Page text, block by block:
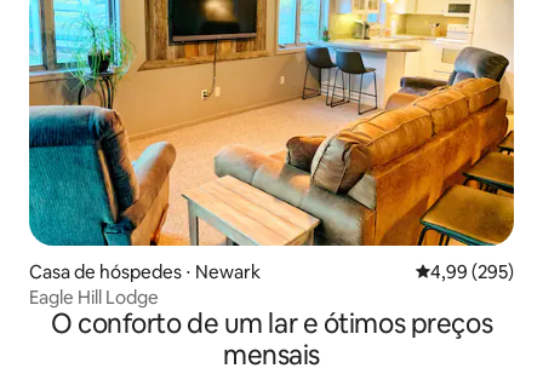
Casa de hóspedes ⋅ Newark 4,99 de uma
4,99 (295)
Eagle Hill Lodge
O conforto de um lar e ótimos preços
mensais